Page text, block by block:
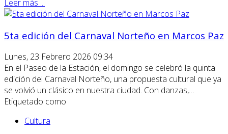
Leer más ...
5ta edición del Carnaval Norteño en Marcos Paz
Lunes, 23 Febrero 2026 09:34
En el Paseo de la Estación, el domingo se celebró la quinta
edición del Carnaval Norteño, una propuesta cultural que ya
se volvió un clásico en nuestra ciudad. Con danzas,…
Etiquetado como
Cultura